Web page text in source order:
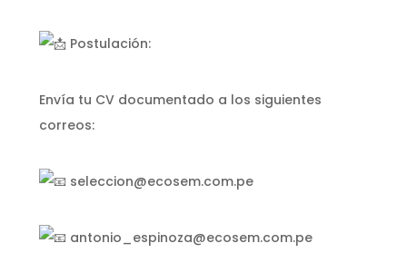
Postulación:
Envía tu CV documentado a los siguientes
correos:
seleccion@ecosem.com.pe
antonio_espinoza@ecosem.com.pe